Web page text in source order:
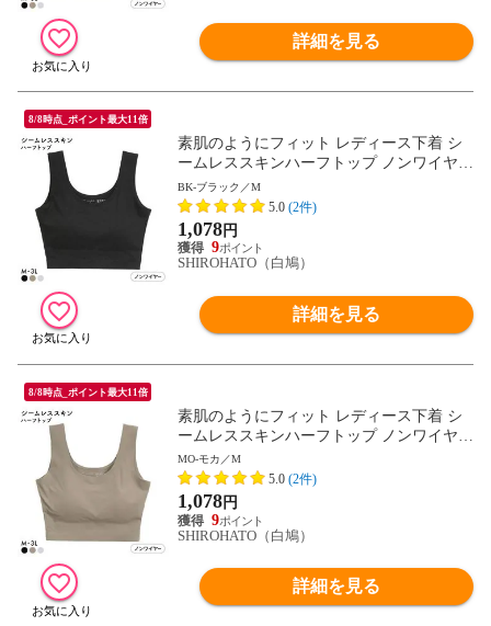
詳細を見る
8/8時点_ポイント最大11倍
素肌のようにフィット レディース下着 シ
ームレススキンハーフトップ ノンワイヤー
ブラジャー M L LL 3L 大きいサイズ リラ
ックス ナイトブラ 単品
BK-ブラック／M
5.0 (2件)
1,078円
9
SHIROHATO（白鳩）
詳細を見る
8/8時点_ポイント最大11倍
素肌のようにフィット レディース下着 シ
ームレススキンハーフトップ ノンワイヤー
ブラジャー M L LL 3L 大きいサイズ リラ
ックス ナイトブラ 単品
MO-モカ／M
5.0 (2件)
1,078円
9
SHIROHATO（白鳩）
詳細を見る